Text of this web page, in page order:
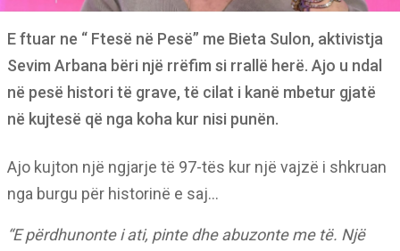
E ftuar ne “ Ftesë në Pesë” me Bieta Sulon, aktivistja
Sevim Arbana bëri një rrëfim si rrallë herë. Ajo u ndal
në pesë histori të grave, të cilat i kanë mbetur gjatë
në kujtesë që nga koha kur nisi punën.
Ajo kujton një ngjarje të 97-tës kur një vajzë i shkruan
nga burgu për historinë e saj…
“E përdhunonte i ati, pinte dhe abuzonte me të. Një